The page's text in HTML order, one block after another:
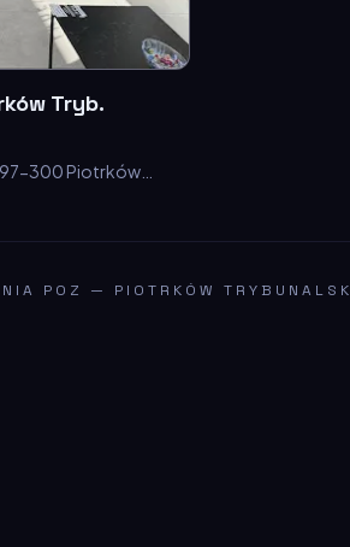
Tryb.
300 Piotrków
POZ — PIOTRKÓW